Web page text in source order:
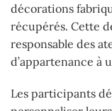
décorations
récupérés. Cette
responsable des
d’appartenance à
Les participants